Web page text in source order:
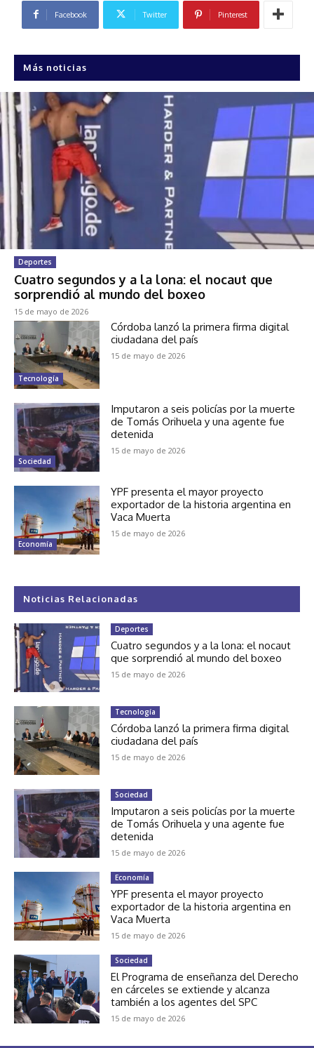
Facebook Twitter Pinterest
Más noticias
Deportes
Cuatro segundos y a la lona: el nocaut que
sorprendió al mundo del boxeo
15 de mayo de 2026
Tecnología
Córdoba lanzó la primera firma digital
ciudadana del país
15 de mayo de 2026
Sociedad
Imputaron a seis policías por la muerte
de Tomás Orihuela y una agente fue
detenida
15 de mayo de 2026
Economía
YPF presenta el mayor proyecto
exportador de la historia argentina en
Vaca Muerta
15 de mayo de 2026
Noticias Relacionadas
Deportes
Cuatro segundos y a la lona: el nocaut
que sorprendió al mundo del boxeo
15 de mayo de 2026
Tecnología
Córdoba lanzó la primera firma digital
ciudadana del país
15 de mayo de 2026
Sociedad
Imputaron a seis policías por la muerte
de Tomás Orihuela y una agente fue
detenida
15 de mayo de 2026
Economía
YPF presenta el mayor proyecto
exportador de la historia argentina en
Vaca Muerta
15 de mayo de 2026
Sociedad
El Programa de enseñanza del Derecho
en cárceles se extiende y alcanza
también a los agentes del SPC
15 de mayo de 2026